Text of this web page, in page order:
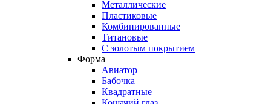
Металлические
Пластиковые
Комбинированные
Титановые
С золотым покрытием
Форма
Авиатор
Бабочка
Квадратные